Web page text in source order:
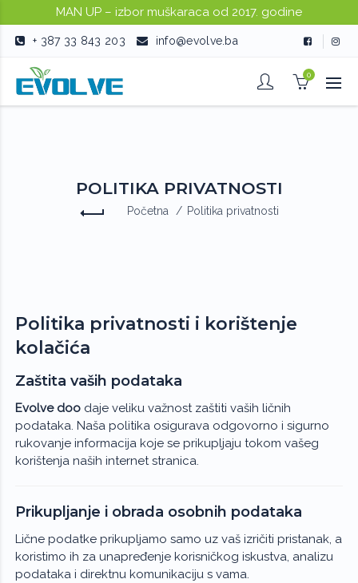
MAN UP – izbor muškaraca od 2017. godine
+ 387 33 843 203 info@evolve.ba
0
POLITIKA PRIVATNOSTI
Početna Politika privatnosti
Politika privatnosti i korištenje
kolačića
Zaštita vaših podataka
Evolve doo daje veliku važnost zaštiti vaših ličnih
podataka. Naša politika osigurava odgovorno i sigurno
rukovanje informacija koje se prikupljaju tokom vašeg
korištenja naših internet stranica.
Prikupljanje i obrada osobnih podataka
Lične podatke prikupljamo samo uz vaš izričiti pristanak, a
koristimo ih za unapređenje korisničkog iskustva, analizu
podataka i direktnu komunikaciju s vama.